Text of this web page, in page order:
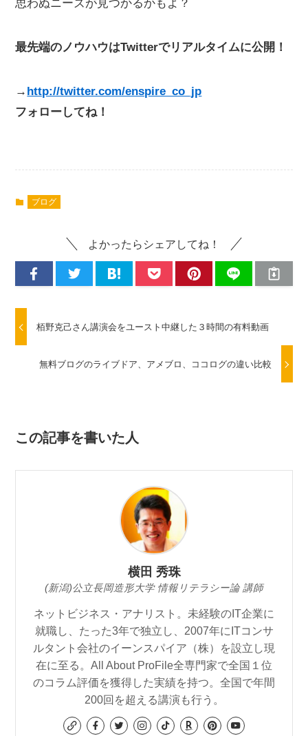
思わぬニーズが見つかるかもよ？
最先端のノウハウはTwitterでリアルタイムに公開！
→ http://twitter.com/enspire_co_jp
フォローしてね！
ブログ
よかったらシェアしてね！
栢野克己さん講演会をユースト中継した３時間の有料動画
無料ブログのライブドア、アメブロ、ココログの違い比較
この記事を書いた人
横田 秀珠
(新潟)公立長岡造形大学 情報リテラシー論 講師
ネットビジネス・アナリスト。未経験のIT企業に
就職し、たった3年で独立し、2007年にITコンサ
ルタント会社のイーンスパイア（株）を設立し現
在に至る。All About ProFile全専門家で全国１位
のコラム評価を獲得した実績を持つ。全国で年間
200回を超える講演も行う。